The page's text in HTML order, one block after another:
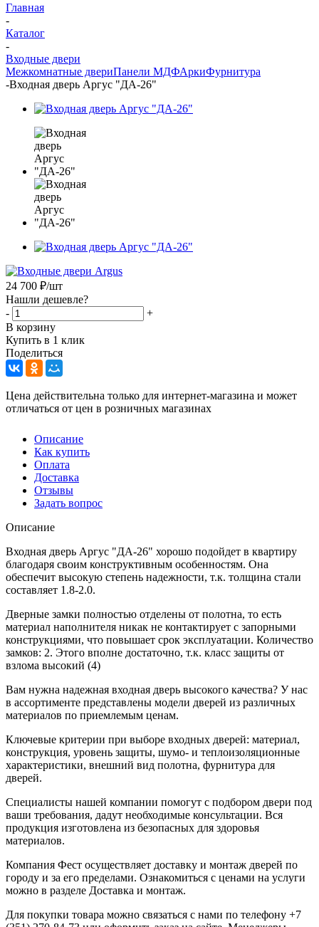
Главная
-
Каталог
-
Входные двери
Межкомнатные двериПанели МДФАркиФурнитура
-Входная дверь Аргус "ДА-26"
24 700 ₽/шт
Нашли дешевле?
-
+
В корзину
Купить в 1 клик
Поделиться
Цена действительна только для интернет-магазина и может
отличаться от цен в розничных магазинах
Описание
Как купить
Оплата
Доставка
Отзывы
Задать вопрос
Описание
Входная дверь Аргус "ДА-26" хорошо подойдет в квартиру
благодаря своим конструктивным особенностям. Она
обеспечит высокую степень надежности, т.к. толщина стали
составляет 1.8-2.0.
Дверные замки полностью отделены от полотна, то есть
материал наполнителя никак не контактирует с запорными
конструкциями, что повышает срок эксплуатации. Количество
замков: 2. Этого вполне достаточно, т.к. класс защиты от
взлома высокий (4)
Вам нужна надежная входная дверь высокого качества? У нас
в ассортименте представлены модели дверей из различных
материалов по приемлемым ценам.
Ключевые критерии при выборе входных дверей: материал,
конструкция, уровень защиты, шумо- и теплоизоляционные
характеристики, внешний вид полотна, фурнитура для
дверей.
Специалисты нашей компании помогут с подбором двери под
ваши требования, дадут необходимые консультации. Вся
продукция изготовлена из безопасных для здоровья
материалов.
Компания Фест осуществляет доставку и монтаж дверей по
городу и за его пределами. Ознакомиться с ценами на услуги
можно в разделе Доставка и монтаж.
Для покупки товара можно связаться с нами по телефону +7